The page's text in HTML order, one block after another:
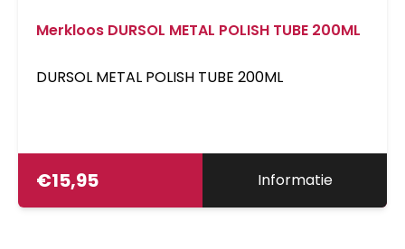
Merkloos DURSOL METAL POLISH TUBE 200ML
DURSOL METAL POLISH TUBE 200ML
€15,95 Informatie